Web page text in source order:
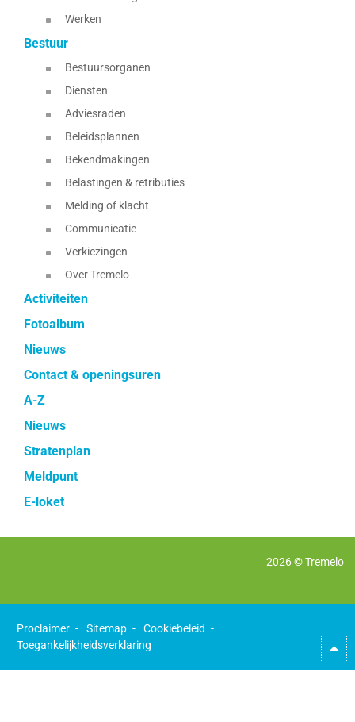
Werken
Bestuur
Bestuursorganen
Diensten
Adviesraden
Beleidsplannen
Bekendmakingen
Belastingen & retributies
Melding of klacht
Communicatie
Verkiezingen
Over Tremelo
Activiteiten
Fotoalbum
Nieuws
Contact & openingsuren
A-Z
Nieuws
Stratenplan
Meldpunt
E-loket
2026 ©Tremelo
Proclaimer Sitemap
Cookiebeleid
Toegankelijkheidsverklaring